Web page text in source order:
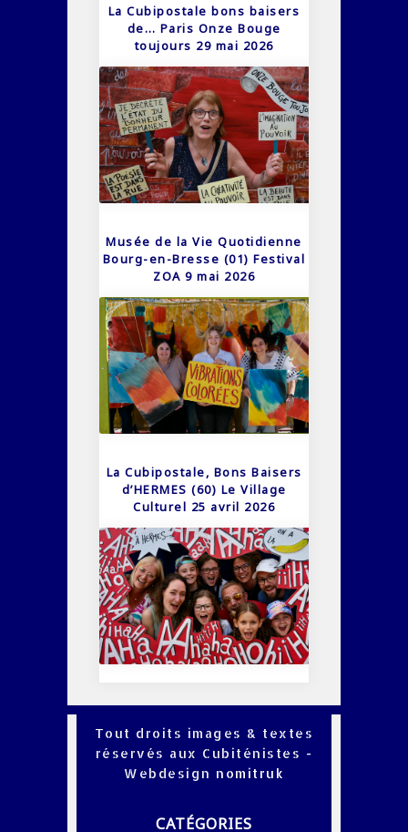
La Cubipostale bons baisers
de… Paris Onze Bouge
toujours 29 mai 2026
Musée de la Vie Quotidienne
Bourg-en-Bresse (01) Festival
ZOA 9 mai 2026
La Cubipostale, Bons Baisers
d’HERMES (60) Le Village
Culturel 25 avril 2026
Tout droits images & textes
réservés aux Cubiténistes -
Webdesign nomitruk
CATÉGORIES